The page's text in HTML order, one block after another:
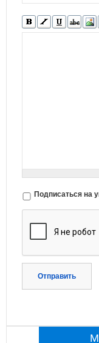
Подписаться на
Отправить